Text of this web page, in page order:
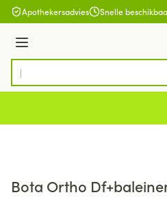
Ga naar de inhoud
Apothekersadvies Snelle
Menu
Product, merk, categorie...
Bota Ortho